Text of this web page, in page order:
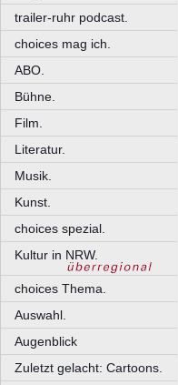
trailer-ruhr podcast.
choices mag ich.
ABO.
Bühne.
Film.
Literatur.
Musik.
Kunst.
choices spezial.
Kultur in NRW.
choices Thema.
Auswahl.
Augenblick
Zuletzt gelacht: Cartoons.